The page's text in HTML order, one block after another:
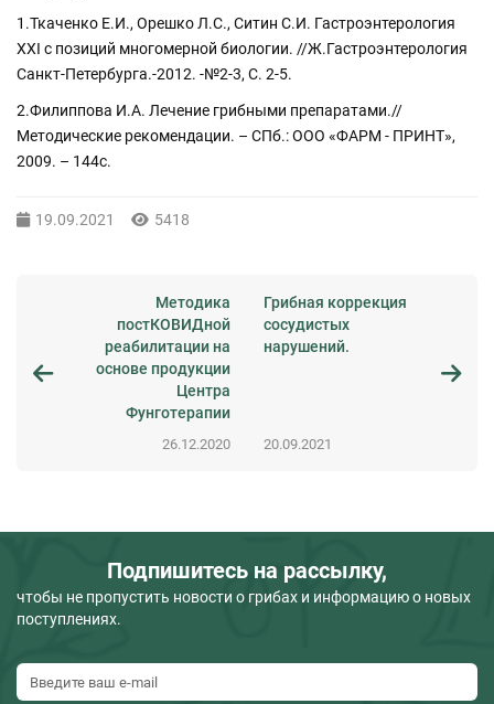
1.Ткаченко Е.И., Орешко Л.С., Ситин С.И. Гастроэнтерология
ХХI с позиций многомерной биологии. //Ж.Гастроэнтерология
Санкт-Петербурга.-2012. -№2-3, С. 2-5.
2.Филиппова И.А. Лечение грибными препаратами.//
Методические рекомендации. – СПб.: ООО «ФАРМ - ПРИНТ»,
2009. – 144с.
19.09.2021 5418
Методика
постКОВИДной
реабилитации на
основе продукции
Центра
Фунготерапии
26.12.2020
Грибная коррекция
сосудистых
нарушений.
20.09.2021
Подпишитесь на рассылку,
чтобы не пропустить новости о грибах и информацию о новых
поступлениях.